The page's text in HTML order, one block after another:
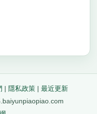
| 隱私政策 | 最近更新